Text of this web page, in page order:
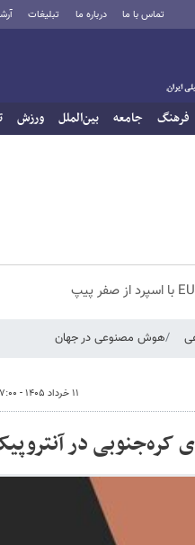
تماس با ما درباره ما تبلیغات
فرهنگ جامعه بین‌الملل ورزش
هوش مصنوعی در جهان
۱۱ خرداد ۱۴۰۵ - ۱۷:۰۰
کره‌جنوبی در